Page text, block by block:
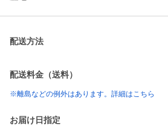
配送方法
配送料金（送料）
※離島などの例外はあります。詳細はこちら
お届け日指定